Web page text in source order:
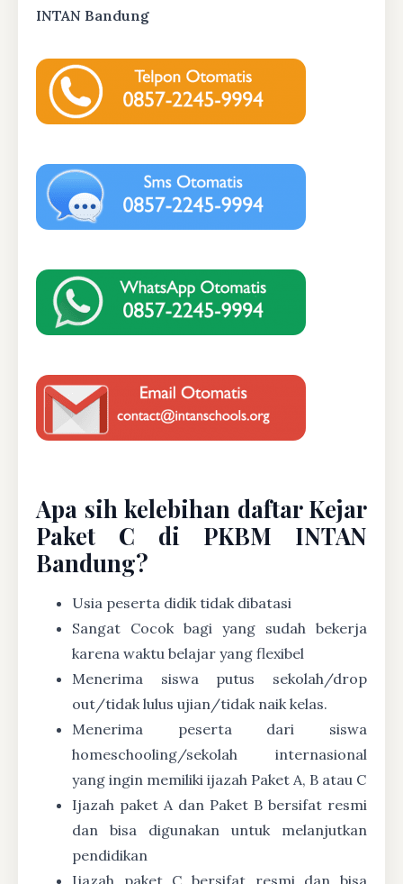
INTAN Bandung
Apa sih kelebihan daftar Kejar
Paket C di PKBM INTAN
Bandung?
Usia peserta didik tidak dibatasi
Sangat Cocok bagi yang sudah bekerja
karena waktu belajar yang flexibel
Menerima siswa putus sekolah/drop
out/tidak lulus ujian/tidak naik kelas.
Menerima peserta dari siswa
homeschooling/sekolah internasional
yang ingin memiliki ijazah Paket A, B atau C
Ijazah paket A dan Paket B bersifat resmi
dan bisa digunakan untuk melanjutkan
pendidikan
Ijazah paket C bersifat resmi dan bisa